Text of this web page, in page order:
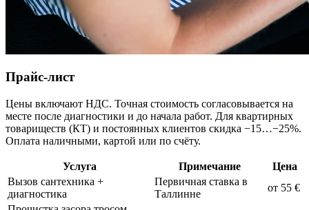
Прайс-лист
Цены включают НДС. Точная стоимость согласовывается на
месте после диагностики и до начала работ. Для квартирных
товариществ (КТ) и постоянных клиентов скидка −15…−25%.
Оплата наличными, картой или по счёту.
Услуга Примечание
Цена
Вызов сантехника +
диагностика
Первичная ставка в
Таллинне
от 55 €